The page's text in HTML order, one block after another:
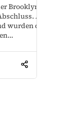
Brooklyn Bridge
Am
wurden die Türme